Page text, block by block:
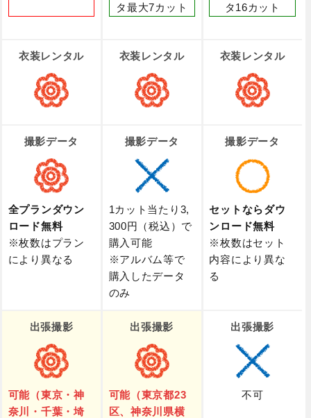
タ最大7カット
タ16カット
衣装レンタル 衣装レンタル 衣装レンタル
撮影データ
全プランダウン
ロード無料
※枚数はプラン
により異なる
撮影データ
1カット当たり3,
300円（税込）で
購入可能
※アルバム等で
購入したデータ
のみ
撮影データ
セットならダウ
ンロード無料
※枚数はセット
内容により異な
る
出張撮影
可能（東京・神
奈川・千葉・埼
出張撮影
可能（東京都23
区、神奈川県横
出張撮影
不可